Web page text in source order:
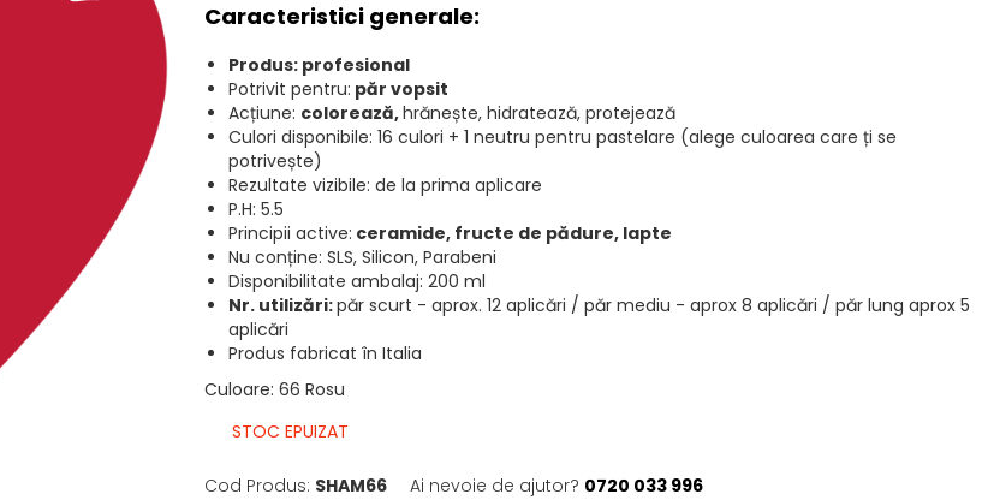
Caracteristici generale:
Produs: profesional
Potrivit pentru: păr vopsit
Acțiune: colorează,hrănește, hidratează, protejează
Culori disponibile: 16 culori + 1 neutru pentru pastelare (alege culoarea care ți se
potrivește)
Rezultate vizibile: de la prima aplicare
P.H: 5.5
Principii active: ceramide, fructe de pădure, lapte
Nu conține: SLS, Silicon, Parabeni
Disponibilitate ambalaj: 200 ml
Nr. utilizări:păr scurt - aprox. 12 aplicări / păr mediu - aprox 8 aplicări / păr lung aprox 5
aplicări
Produs fabricat în Italia
Culoare: 66 Rosu
STOC EPUIZAT
Cod Produs: SHAM66 Ai nevoie de ajutor? 0720 033 996